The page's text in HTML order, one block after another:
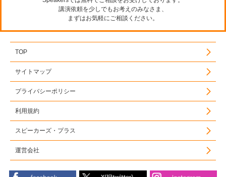
講演依頼を少しでもお考えのみなさま、
まずはお気軽にご相談ください。
TOP
サイトマップ
プライバシーポリシー
利用規約
スピーカーズ・プラス
運営会社